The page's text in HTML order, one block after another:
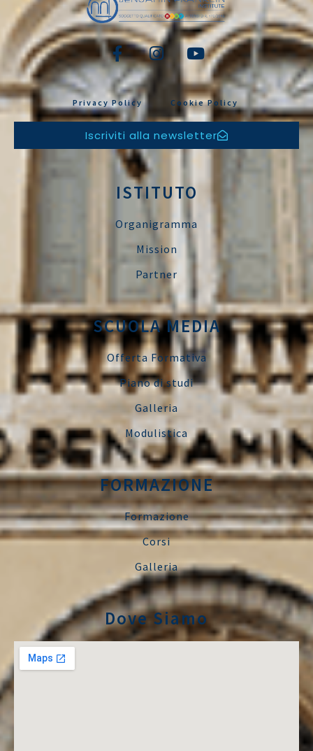
Privacy Policy Cookie Policy
Iscriviti alla newsletter
ISTITUTO
Organigramma
Mission
Partner
SCUOLA MEDIA
Offerta Formativa
Piano di studi
Galleria
Modulistica
FORMAZIONE
Formazione
Corsi
Galleria
Dove Siamo